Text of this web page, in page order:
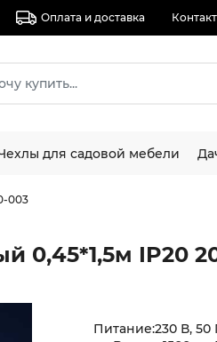
Оплата и доставка
для садовой мебели
003
0,45*1,5м IP20
Питание:230 В, 50